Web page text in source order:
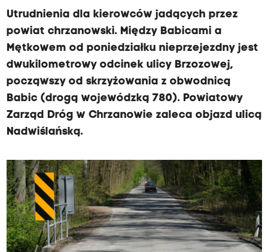
Utrudnienia dla kierowców jadących przez
powiat chrzanowski. Między Babicami a
Mętkowem od poniedziałku nieprzejezdny jest
dwukilometrowy odcinek ulicy Brzozowej,
począwszy od skrzyżowania z obwodnicą
Babic (drogą wojewódzką 780). Powiatowy
Zarząd Dróg w Chrzanowie zaleca objazd ulicą
Nadwiślańską.